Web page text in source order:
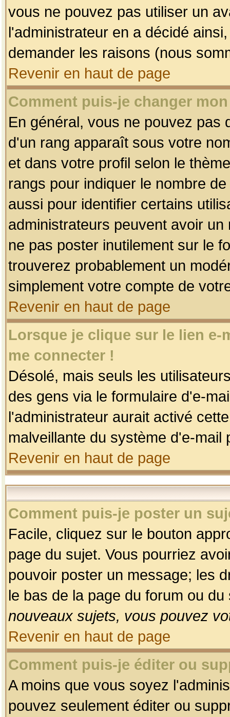
vous ne pouvez pas utiliser un
l'administrateur en a décidé
demander les raisons (nous
Revenir en haut de page
Comment puis-je changer
En général, vous ne pouvez pas
d'un rang apparaît sous votre
et dans votre profil selon le
rangs pour indiquer le nombre
aussi pour identifier certains
administrateurs peuvent avoir
ne pas poster inutilement sur le
trouverez probablement un
simplement votre compte de
Revenir en haut de page
Lorsque je clique sur le lien
me connecter !
Désolé, mais seuls les
des gens via le formulaire d'e-
l'administrateur aurait activé
malveillante du système d'e-
Revenir en haut de page
Comment puis-je poster un
Facile, cliquez sur le bouton
page du sujet. Vous pourriez
pouvoir poster un message; les
le bas de la page du forum ou
nouveaux sujets, vous pouvez
Revenir en haut de page
Comment puis-je éditer ou
A moins que vous soyez
pouvez seulement éditer ou